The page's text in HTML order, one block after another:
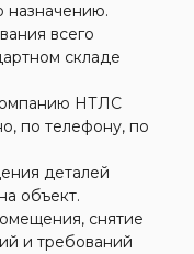
назначению.
всего
складе
НТЛС
по телефону, по
деталей
объект.
снятие
и требований